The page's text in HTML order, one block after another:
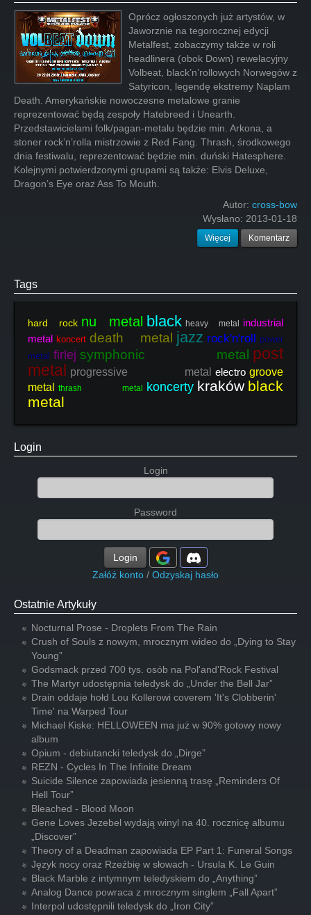
Oprócz ogłoszonych już artystów, w
Jaworznie na tegorocznej edycji
Metalfest, zobaczymy także w roli
headlinera (obok Down) rewelacyjny
Volbeat, black’n’rollowych Norwegów z
Satyricon, legendę ekstremy Naplam
Death. Amerykańskie nowoczesne metalowe granie
reprezentować będą zespoły Hatebreed i Unearth.
Przedstawicielami folk/pagan-metalu będzie min. Arkona, a
stoner rock’n’rolla mistrzowie z Red Fang. Thrash, środkowego
dnia festiwalu, reprezentować będzie min. duński Hatesphere.
Kolejnymi potwierdzonymi grupami są także: Elvis Deluxe,
Dragon’s Eye oraz Ass To Mouth.
Autor: cross-bow
Wysłano: 2013-01-18
Więcej Komentarz
Tags
hard rock nu metal black heavy metal
industrial
metal koncert death metal jazz rock'n'roll power
metal firlej symphonic metal post
metal progressive metal electro groove
metal
thrash metal koncerty kraków black
metal
Login
Login
Password
Login
Załóż konto / Odzyskaj hasło
Ostatnie Artykuły
Nocturnal Prose - Droplets From The Rain
Crush of Souls z nowym, mrocznym wideo do „Dying to Stay
Young”
Godsmack przed 700 tys. osób na Pol'and'Rock Festival
The Martyr udostępnia teledysk do „Under the Bell Jar”
Drain oddaje hołd Lou Kollerowi coverem 'It's Clobberin'
Time' na Warped Tour
Michael Kiske: HELLOWEEN ma już w 90% gotowy nowy
album
Opium - debiutancki teledysk do „Dirge”
REZN - Cycles In The Infinite Dream
Suicide Silence zapowiada jesienną trasę „Reminders Of
Hell Tour”
Bleached - Blood Moon
Gene Loves Jezebel wydają winyl na 40. rocznicę albumu
„Discover”
Theory of a Deadman zapowiada EP Part 1: Funeral Songs
Język nocy oraz Rzeźbię w słowach - Ursula K. Le Guin
Black Marble z intymnym teledyskiem do „Anything”
Analog Dance powraca z mrocznym singlem „Fall Apart”
Interpol udostępnili teledysk do „Iron City”